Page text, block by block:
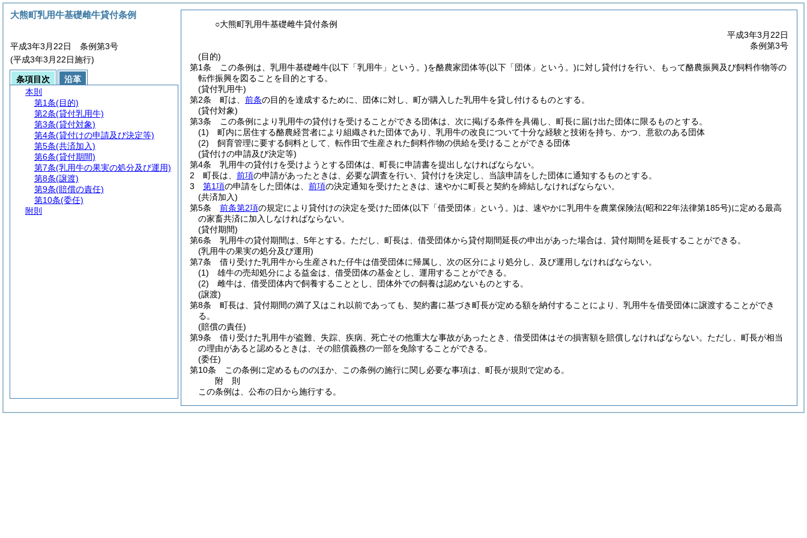
○大熊町乳用牛基礎雌牛貸付条例
平成3年3月22日
条例第3号
(目的)
第1条
この条例は、乳用牛基礎雌牛(以下「乳用牛」という。)を酪農家団体等(以下「団体」という。)に対し貸付けを行い、もって酪農振興及び飼料作物等の
転作振興を図ることを目的とする。
(貸付乳用牛)
第2条
町は、 前条の目的を達成するために、団体に対し、町が購入した乳用牛を貸し付けるものとする。
(貸付対象)
第3条
この条例により乳用牛の貸付けを受けることができる団体は、次に掲げる条件を具備し、町長に届け出た団体に限るものとする。
(1)
町内に居住する酪農経営者により組織された団体であり、乳用牛の改良について十分な経験と技術を持ち、かつ、意欲のある団体
(2)
飼育管理に要する飼料として、転作田で生産された飼料作物の供給を受けることができる団体
(貸付けの申請及び決定等)
第4条
乳用牛の貸付けを受けようとする団体は、町長に申請書を提出しなければならない。
2
町長は、 前項の申請があったときは、必要な調査を行い、貸付けを決定し、当該申請をした団体に通知するものとする。
3
第1項の申請をした団体は、 前項の決定通知を受けたときは、速やかに町長と契約を締結しなければならない。
(共済加入)
第5条
前条第2項の規定により貸付けの決定を受けた団体(以下「借受団体」という。)は、速やかに乳用牛を農業保険法(昭和22年法律第185号)に定める最高
の家畜共済に加入しなければならない。
(貸付期間)
第6条
乳用牛の貸付期間は、5年とする。 ただし、町長は、借受団体から貸付期間延長の申出があった場合は、貸付期間を延長することができる。
(乳用牛の果実の処分及び運用)
第7条
借り受けた乳用牛から生産された仔牛は借受団体に帰属し、次の区分により処分し、及び運用しなければならない。
(1)
雄牛の売却処分による益金は、借受団体の基金とし、運用することができる。
(2)
雌牛は、借受団体内で飼養することとし、団体外での飼養は認めないものとする。
(譲渡)
第8条
町長は、貸付期間の満了又はこれ以前であっても、契約書に基づき町長が定める額を納付することにより、乳用牛を借受団体に譲渡することができ
る。
(賠償の責任)
第9条
借り受けた乳用牛が盗難、失踪、疾病、死亡その他重大な事故があったとき、借受団体はその損害額を賠償しなければならない。 ただし、町長が相当
の理由があると認めるときは、その賠償義務の一部を免除することができる。
(委任)
第10条
この条例に定めるもののほか、この条例の施行に関し必要な事項は、町長が規則で定める。
附 則
この条例は、公布の日から施行する。
大熊町乳用牛基礎雌牛貸付条例
平成3年3月22日 条例第3号
(平成3年3月22日施行)
条項目次
沿革
本則
第1条(目的)
第2条(貸付乳用牛)
第3条(貸付対象)
第4条(貸付けの申請及び決定等)
第5条(共済加入)
第6条(貸付期間)
第7条(乳用牛の果実の処分及び運用)
第8条(譲渡)
第9条(賠償の責任)
第10条(委任)
附則